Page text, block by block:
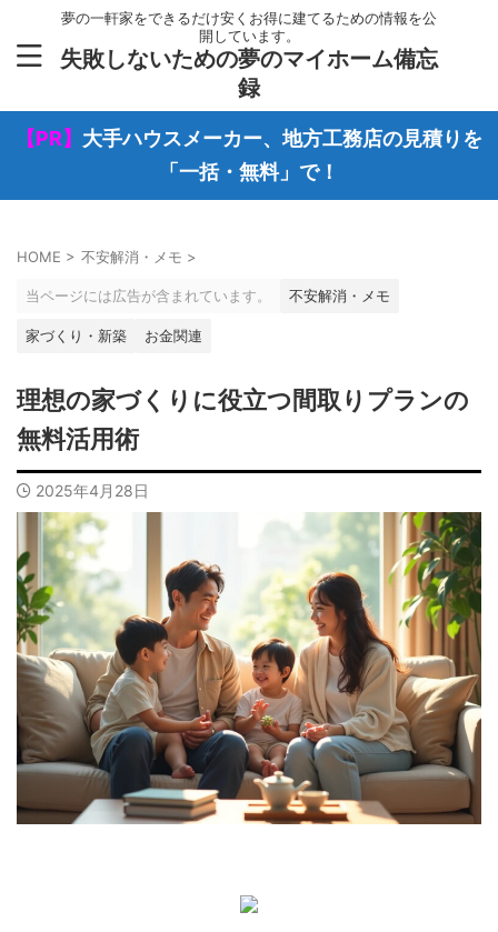
夢の一軒家をできるだけ安くお得に建てるための情報を公
開しています。
失敗しないための夢のマイホーム備忘
録
【PR】 大手ハウスメーカー、地方工務店の見積りを
「一括・無料」で！
HOME > 不安解消・メモ >
当ページには広告が含まれています。 不安解消・メモ
家づくり・新築 お金関連
理想の家づくりに役立つ間取りプランの
無料活用術
2025年4月28日